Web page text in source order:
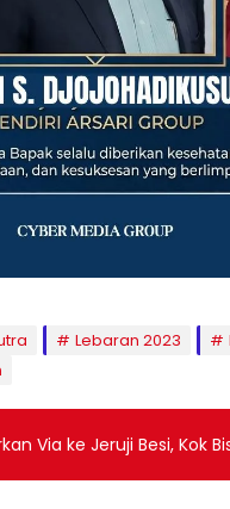
Lebaran 2023
Via ke Jeruji Besi, Kok